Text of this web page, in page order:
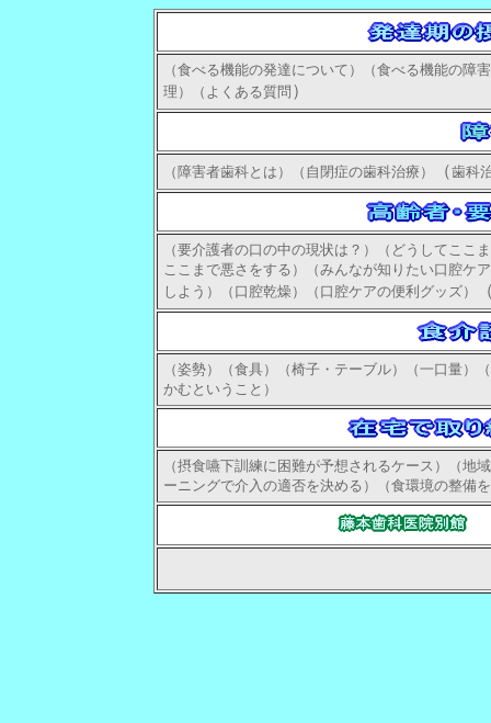
（食べる機能の発達について）（食べる機能の
理）（よくある質問 ）
（障害者歯科とは）（自閉症の歯科治療） （歯科
（要介護者の口の中の現状は？）（どうしてこ
ここまで悪さをする）（みんなが知りたい口腔ケ
しよう）（口腔乾燥）（口腔ケアの便利グッズ）
（姿勢）（食具）（椅子・テーブル）（一口量
かむということ）
（摂食嚥下訓練に困難が予想されるケース）（
ーニングで介入の適否を決める）（食環境の整備